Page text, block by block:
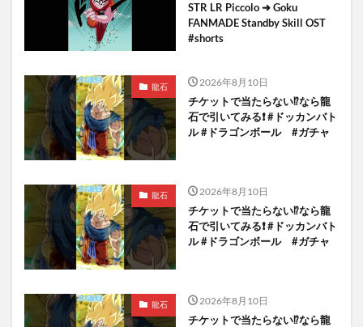
STR LR Piccolo ➜ Goku
FANMADE Standby Skill OST
#shorts
龍石 2026年8月10日
チケットで当たらない⁉️なら龍
石で引いてみる❗️ #ドッカンバト
ル #ドラゴンボール #ガチャ
龍石 2026年8月10日
チケットで当たらない⁉️なら龍
石で引いてみる❗️ #ドッカンバト
ル #ドラゴンボール #ガチャ
龍石 2026年8月10日
チケットで当たらない⁉️なら龍